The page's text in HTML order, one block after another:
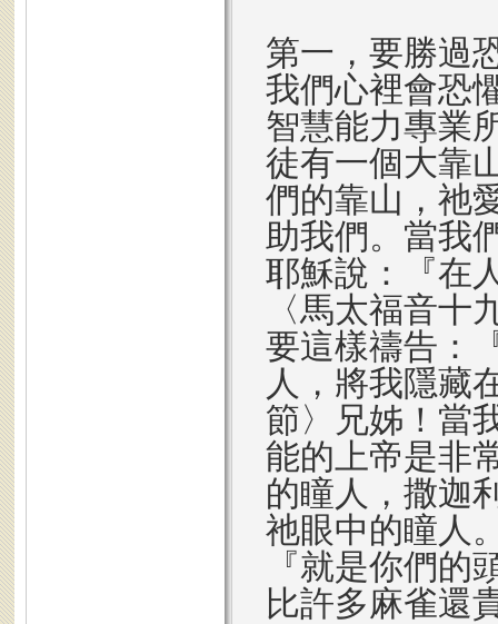
第一，要勝過
我們心裡會恐
智慧能力專業
徒有一個大靠
們的靠山，祂
助我們。當我
耶穌說：『在
〈馬太福音十
要這樣禱告：
人，將我隱藏
節〉兄姊！當
能的上帝是非
的瞳人，撒迦
祂眼中的瞳人
『就是你們的
比許多麻雀還